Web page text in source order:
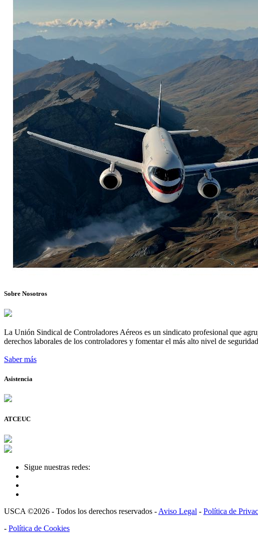
Sobre Nosotros
La Unión Sindical de Controladores Aéreos es un sindicato profesional que
derechos laborales de los controladores y fomentar el más alto nivel de
Saber más
Asistencia
ATCEUC
Sigue nuestras redes:
USCA ©2026 - Todos los derechos reservados - Aviso Legal - Política de
- Política de Cookies